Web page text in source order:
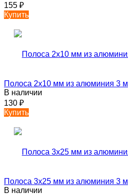
155 ₽
Купить
Полоса 2х10 мм из алюминия 3 м
В наличии
130 ₽
Купить
Полоса 3х25 мм из алюминия 3 м
В наличии